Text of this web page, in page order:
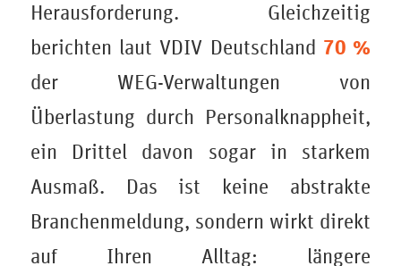
Herausforderung. Gleichzeitig
berichten laut VDIV Deutschland 70 %
der WEG-Verwaltungen von
Überlastung durch Personalknappheit,
ein Drittel davon sogar in starkem
Ausmaß. Das ist keine abstrakte
Branchenmeldung, sondern wirkt direkt
auf Ihren Alltag: längere